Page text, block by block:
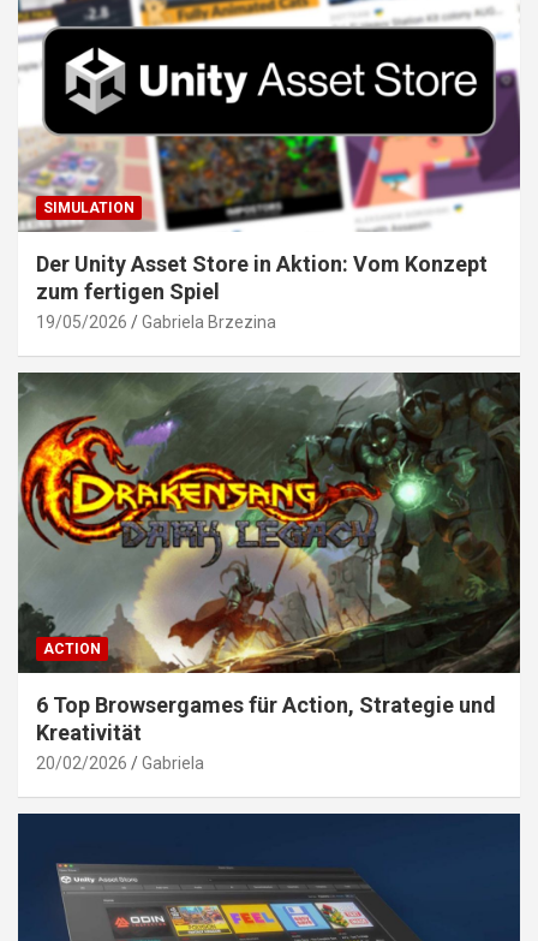
SIMULATION
Der Unity Asset Store in Aktion: Vom Konzept
zum fertigen Spiel
19/05/2026 Gabriela Brzezina
ACTION
6 Top Browsergames für Action, Strategie und
Kreativität
20/02/2026 Gabriela